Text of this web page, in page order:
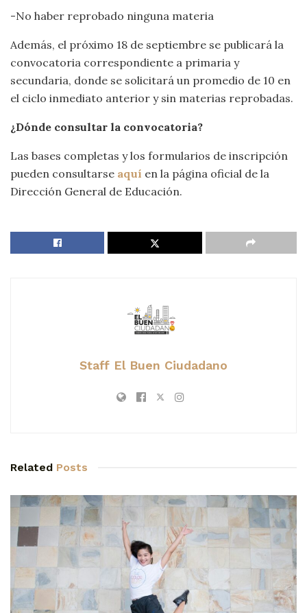
-No haber reprobado ninguna materia
Además, el próximo 18 de septiembre se publicará la
convocatoria correspondiente a primaria y
secundaria, donde se solicitará un promedio de 10 en
el ciclo inmediato anterior y sin materias reprobadas.
¿Dónde consultar la convocatoria?
Las bases completas y los formularios de inscripción
pueden consultarse aquí en la página oficial de la
Dirección General de Educación.
Staff El Buen Ciudadano
Related Posts